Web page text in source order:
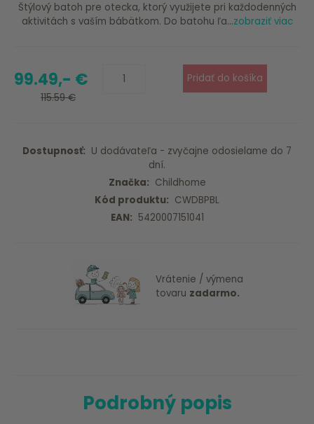
Štýlový batoh pre otecka, ktorý využijete pri každodenných
aktivitách s vaším bábätkom. Do batohu ľa...zobraziť viac
99.49,- €
115.59 €
Dostupnosť: U dodávateľa - zvyčajne odosielame do 7
dní.
Značka: Childhome
Kód produktu: CWDBPBL
EAN: 5420007151041
Vrátenie / výmena
tovaru zadarmo.
Podrobný popis